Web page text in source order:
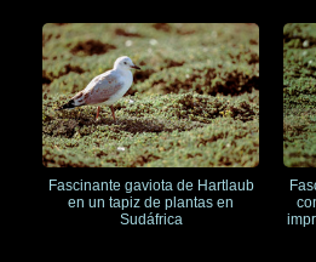
Fascinante gaviota de Hartlaub
en un tapiz de plantas en
Sudáfrica